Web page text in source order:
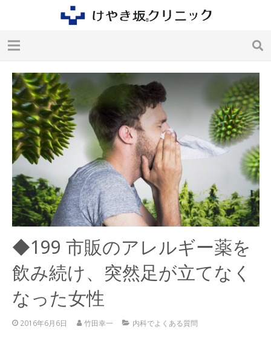
◆199 市販のアレルギー薬を
飲み続け、突然足が立てなく
なった女性
2016年6月6日 竹田幸一 内科でよくある質問